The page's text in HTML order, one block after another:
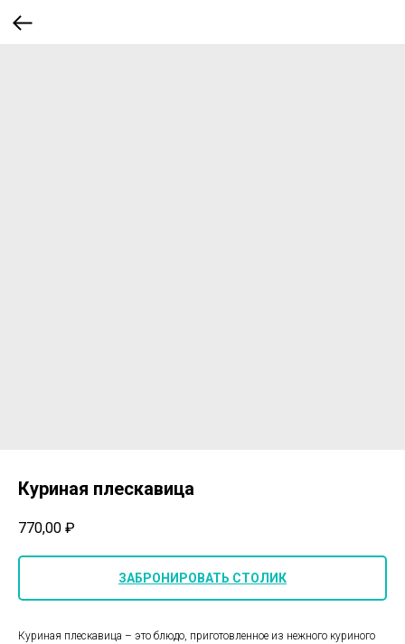
Куриная плескавица
770,00 ₽
ЗАБРОНИРОВАТЬ СТОЛИК
Куриная плескавица – это блюдо, приготовленное из нежного куриного